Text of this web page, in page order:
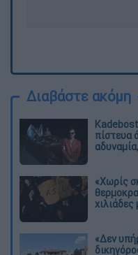
Διαβάστε ακόμη
πίστευα
«Χωρίς
«Δεν